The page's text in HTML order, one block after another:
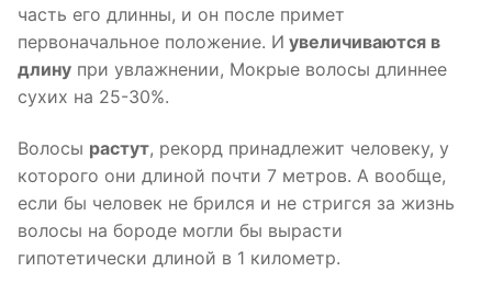
часть его длинны, и он после примет
первоначальное положение. И увеличиваются в
длину при увлажнении, Мокрые волосы длиннее
сухих на 25-30%.
Волосы растут, рекорд принадлежит человеку, у
которого они длиной почти 7 метров. А вообще,
если бы человек не брился и не стригся за жизнь
волосы на бороде могли бы вырасти
гипотетически длиной в 1 километр.